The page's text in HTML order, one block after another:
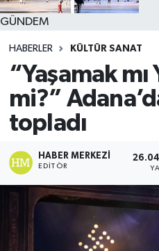
GÜNDEM
HABERLER KÜLTÜR SANAT
“Yaşamak
mi?”
topladı
HABER MERKEZI
EDITÖR